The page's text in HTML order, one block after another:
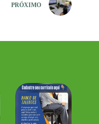
PRÓXIMO